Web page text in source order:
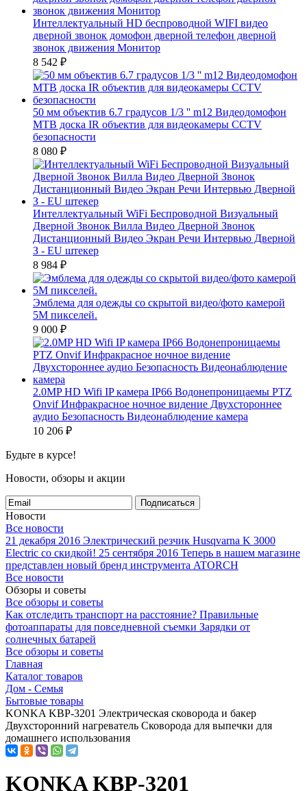
Интеллектуальный HD беспроводной WIFI видео
дверной звонок домофон дверной телефон дверной
звонок движения Монитор
8 542 ₽
50 мм объектив 6.7 градусов 1/3 '' m12 Видеодомофон
МТВ доска IR объектив для видеокамеры CCTV
безопасности
8 080 ₽
Интеллектуальный WiFi Беспроводной Визуальный
Дверной Звонок Вилла Видео Дверной Звонок
Дистанционный Видео Экран Речи Интервью Дверной
З - EU штекер
8 984 ₽
Эмблема для одежды со скрытой видео/фото камерой
5M пикселей.
9 000 ₽
2.0MP HD Wifi IP камера IP66 Водонепроницаемы PTZ
Onvif Инфракрасное ночное видение Двухстороннее
аудио Безопасность Видеонаблюдение камера
10 206 ₽
Будьте в курсе!
Новости, обзоры и акции
Подписаться
Новости
Все новости
21 декабря 2016 Электрический резчик Husqvarna K 3000
Electric со скидкой! 25 сентября 2016 Теперь в нашем магазине
представлен новый бренд инструмента ATORCH
Все новости
Обзоры и советы
Все обзоры и советы
Как отследить транспорт на расстояние? Правильные
фотоаппараты для повседневной съемки Зарядки от
солнечных батарей
Все обзоры и советы
Главная
Каталог товаров
Дом - Семья
Бытовые товары
KONKA KBP-3201 Электрическая сковорода и бакер
Двухсторонний нагреватель Сковорода для выпечки для
домашнего использования
KONKA KBP-3201